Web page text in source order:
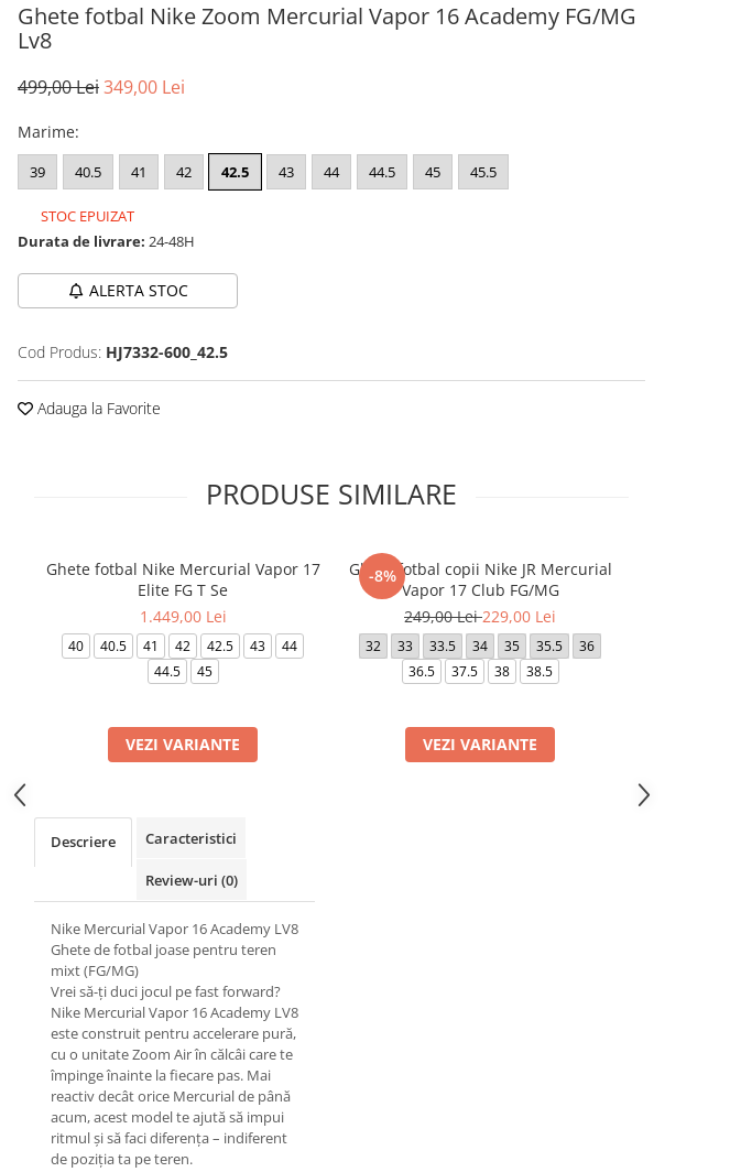
Ghete fotbal Nike Zoom Mercurial Vapor 16 Academy FG/MG
Lv8
499,00 Lei349,00 Lei
Marime:
39 40.5 41 42 42.5 43 44 44.5 45 45.5
STOC EPUIZAT
Durata de livrare: 24-48H
ALERTA STOC
Cod Produs: HJ7332-600_42.5
Adauga la Favorite
PRODUSE SIMILARE
Ghete fotbal Nike Mercurial Vapor 17
Elite FG T Se
1.449,00 Lei
40 40.5 41 42 42.5 43
44
44.5
45
VEZI VARIANTE
-8%
Ghete fotbal copii Nike JR Mercurial
Vapor 17 Club FG/MG
249,00 Lei229,00 Lei
32 33 33.5 34 35 35.5
36
36.5
37.5 38 38.5
VEZI VARIANTE
Descriere Caracteristici
Review-uri (0)
Nike Mercurial Vapor 16 Academy LV8
Ghete de fotbal joase pentru teren
mixt (FG/MG)
Vrei să-ți duci jocul pe fast forward?
Nike Mercurial Vapor 16 Academy LV8
este construit pentru accelerare pură,
cu o unitate Zoom Air în călcâi care te
împinge înainte la fiecare pas. Mai
reactiv decât orice Mercurial de până
acum, acest model te ajută să impui
ritmul și să faci diferența – indiferent
de poziția ta pe teren.